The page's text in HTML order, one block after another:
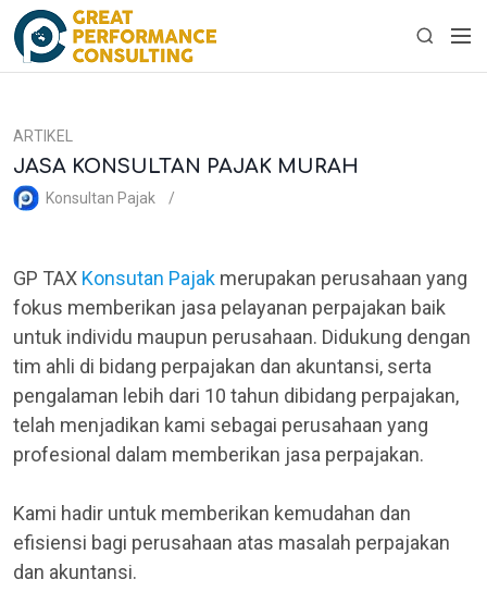
S
M
ARTIKEL
JASA KONSULTAN PAJAK MURAH
Konsultan Pajak
GP TAX Konsutan Pajak merupakan perusahaan yang
fokus memberikan jasa pelayanan perpajakan baik
untuk individu maupun perusahaan. Didukung dengan
tim ahli di bidang perpajakan dan akuntansi, serta
pengalaman lebih dari 10 tahun dibidang perpajakan,
telah menjadikan kami sebagai perusahaan yang
profesional dalam memberikan jasa perpajakan.
Kami hadir untuk memberikan kemudahan dan
efisiensi bagi perusahaan atas masalah perpajakan
dan akuntansi.